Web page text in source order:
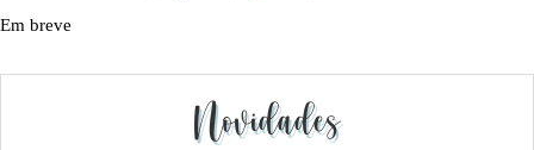
Em breve
Novidades